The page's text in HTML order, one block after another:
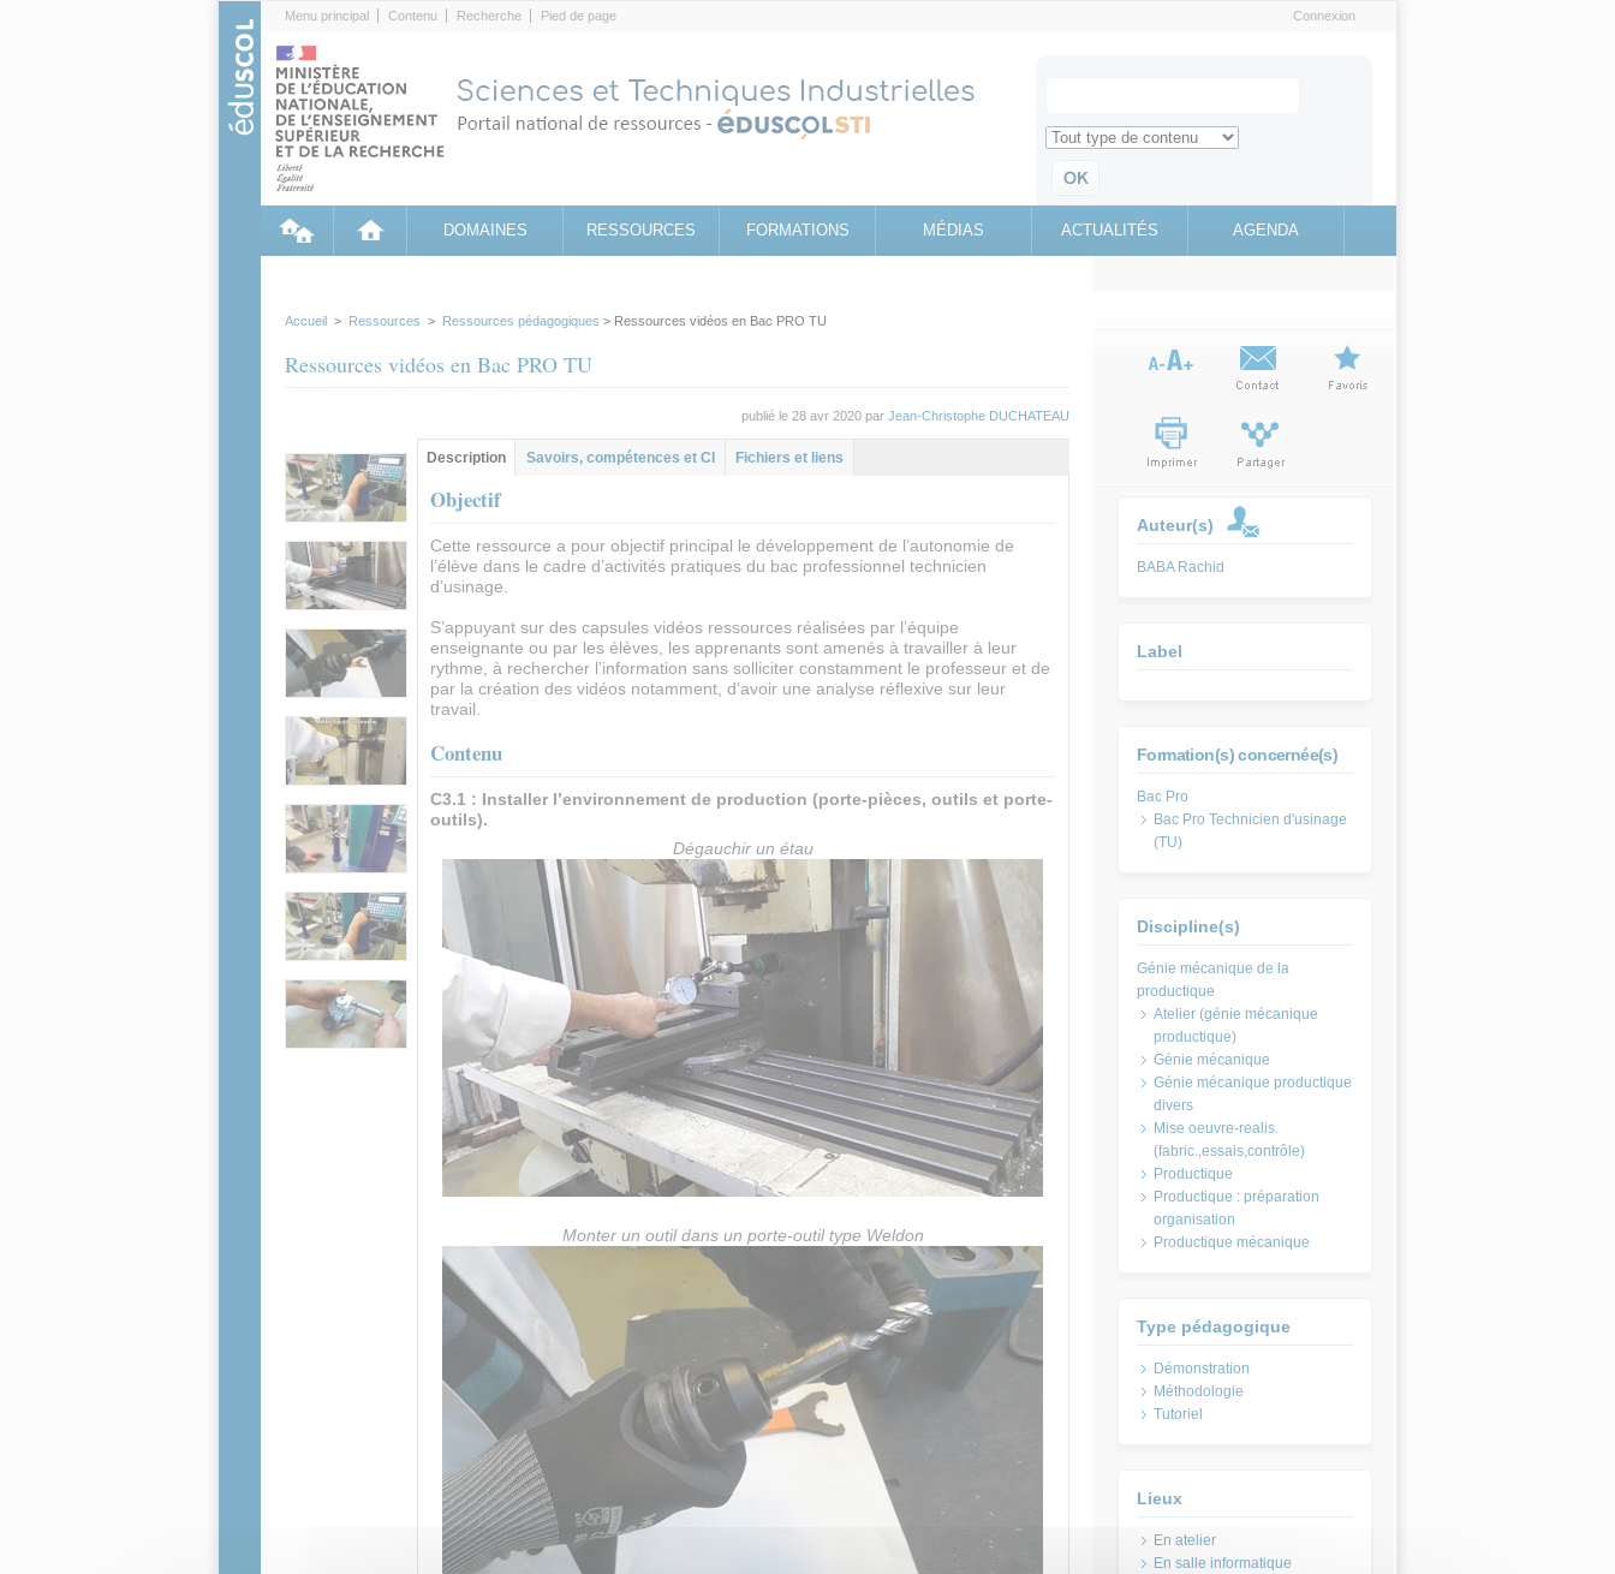
Menu principal Contenu Recherche Pied de page Connexion
Search for
Retrouvez toute l'information sur le site education.gouv.fr
DOMAINES RESSOURCES FORMATIONS MÉDIAS ACTUALITÉS AGENDA
Accueil > Ressources > Ressources pédagogiques > Ressources vidéos en Bac PRO TU
Ressources vidéos en Bac PRO TU
publié le 28 avr 2020 par Jean-Christophe DUCHATEAU
Contenu principal
Description (onglet
actif)
Savoirs, compétences et CI Fichiers et liens
Objectif
Cette ressource a pour objectif principal le développement de l’autonomie de
l’élève dans le cadre d’activités pratiques du bac professionnel technicien
d’usinage.
S’appuyant sur des capsules vidéos ressources réalisées par l’équipe
enseignante ou par les élèves, les apprenants sont amenés à travailler à leur
rythme, à rechercher l’information sans solliciter constamment le professeur et de
par la création des vidéos notamment, d’avoir une analyse réflexive sur leur
travail.
Contenu
C3.1 : Installer l’environnement de production (porte-pièces, outils et porte-
outils).
Dégauchir un étau
Monter un outil dans un porte-outil type Weldon
Auteur(s)
BABA Rachid
Label
Formation(s) concernée(s)
Bac Pro Technicien d'usinage
(TU)
Discipline(s)
Atelier (génie mécanique
productique)
Génie mécanique
Génie mécanique productique
divers
Mise oeuvre-realis.
(fabric.,essais,contrôle)
Productique
Productique : préparation
organisation
Productique mécanique
Type pédagogique
Démonstration
Méthodologie
Tutoriel
Lieux
En atelier
En salle informatique